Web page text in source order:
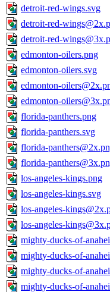
detroit-red-wings.svg
detroit-red-
detroit-red-
edmonton-oilers.png
edmonton-oilers.svg
edmonton-
edmonton-
florida-panthers.png
florida-panthers.svg
florida-
florida-
los-angeles-kings.png
los-angeles-kings.svg
los-angeles-
los-angeles-
mighty-ducks-of-
mighty-ducks-of-
mighty-ducks-of-
mighty-ducks-of-